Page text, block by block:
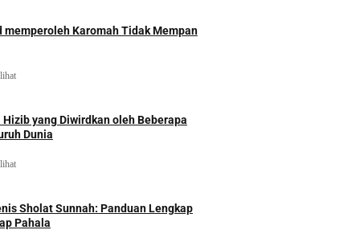
memperoleh Karomah Tidak Mempan
yang Diwirdkan oleh Beberapa
Dunia
Sholat Sunnah: Panduan Lengkap
Pahala